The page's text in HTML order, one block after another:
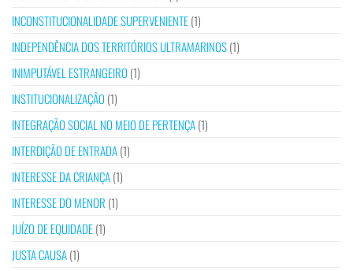
INCONSTITUCIONALIDADE SUPERVENIENTE(1)
INDEPENDÊNCIA DOS TERRITÓRIOS ULTRAMARINOS(1)
INIMPUTÁVEL ESTRANGEIRO (1)
INSTITUCIONALIZAÇÃO (1)
INTEGRAÇÃO SOCIAL NO MEIO DE PERTENÇA(1)
INTERDIÇÃO DE ENTRADA(1)
INTERESSE DA CRIANÇA(1)
INTERESSE DO MENOR (1)
JUÍZO DE EQUIDADE(1)
JUSTA CAUSA(1)